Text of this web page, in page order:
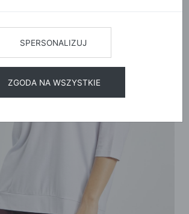
SPERSONALIZUJ
ZGODA NA WSZYSTKIE